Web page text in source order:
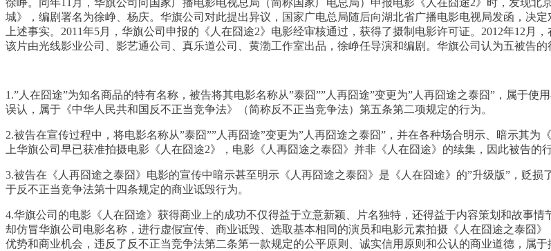
城》，编剧署名为徐峥、杨庆。华旗公司对此提出异议，国家广电总局随后向湖北省广播电影电视局发函，决
上述事实。2011年5月，华旗公司申报的《人在囧途2》电影经审核通过，获得了摄制电影许可证。2012年12月
该片由光线影业公司、影艺通公司、真乐道公司、黄渤工作室出品，徐峥任导演和编剧。华旗公司认为五被告的
1.”人在囧途”为知名商品的特有名称，被告将其电影名称从”泰囧””人再囧途”变更为”人再囧途之泰囧”，属于使
误认，属于《中华人民共和国反不正当竞争法》（简称反不正当竞争法）第五条第二项规定的行为。
2.被告在宣传过程中，将电影名称从”泰囧””人再囧途”变更为”人再囧途之泰囧”，并在各种场合明示、暗示其为
上华旗公司早已获准拍摄电影《人在囧途2》，电影《人再囧途之泰囧》并非《人在囧途》的续集，因此被告的
3.被告在《人再囧途之泰囧》电影的宣传中暗示甚至明示《人再囧途之泰囧》是《人在囧途》的”升级版”，贬
于反不正当竞争法第十四条规定的商业诋毁行为。
4.华旗公司的电影《人在囧途》获得商业上的成功不仅得益于立意新颖、片名独特，还得益于内容策划和故事
却仿冒华旗公司电影名称，进行虚假宣传、商业诋毁、选取基本相同的演员和电影元素拍摄《人在囧途之泰囧
优势和商业机会，违反了反不正当竞争法第二条第一款规定的公平原则、诚实信用原则和公认的商业道德，属于